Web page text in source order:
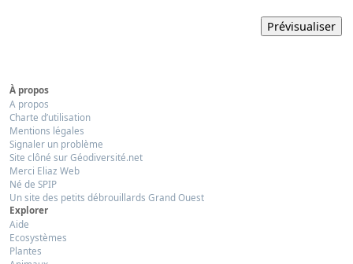
À propos
A propos
Charte d’utilisation
Mentions légales
Signaler un problème
Site clôné sur Géodiversité.net
Merci Eliaz Web
Né de SPIP
Un site des petits débrouillards Grand Ouest
Explorer
Aide
Ecosystèmes
Plantes